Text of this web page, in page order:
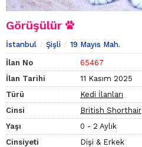
Görüşülür
İstanbul Şişli 19 Mayıs Mah.
İlan No
65467
İlan Tarihi
11 Kasım 2025
Türü
Kedi İlanları
Cinsi
British Shorthair
Yaşı
0 - 2 Aylık
Cinsiyeti
Dişi & Erkek